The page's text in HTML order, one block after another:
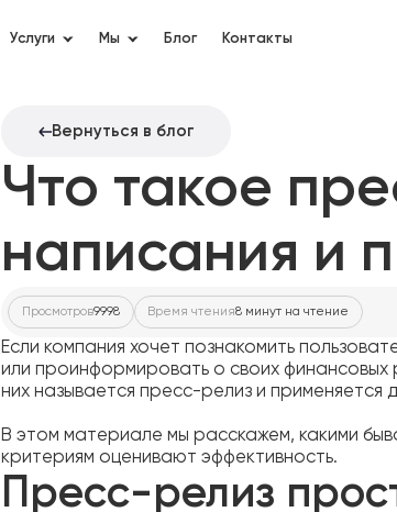
Услуги Мы Блог Контакты
Вернуться в блог
Что такое
написания и
Просмотров9998 Время чтения8 минут на чтение
Если компания хочет познакомить
или проинформировать о своих финансовых
них называется пресс-релиз и
В этом материале мы расскажем, какими
критериям оценивают эффективность.
Пресс-релиз